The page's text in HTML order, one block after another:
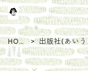
HOM
E
出版社(あい
順)